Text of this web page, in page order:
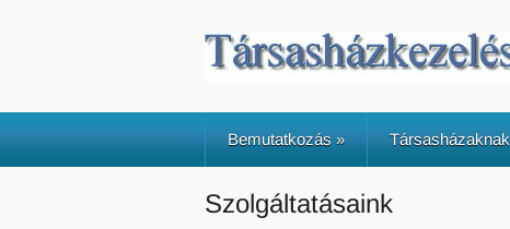
Bemutatkozás» Társasházaknak
Szolgáltatásaink